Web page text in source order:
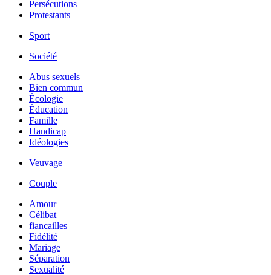
Persécutions
Protestants
Sport
Société
Abus sexuels
Bien commun
Écologie
Éducation
Famille
Handicap
Idéologies
Veuvage
Couple
Amour
Célibat
fiancailles
Fidélité
Mariage
Séparation
Sexualité